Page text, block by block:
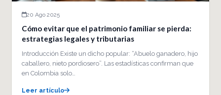
20 Ago 2025
Cómo evitar que el patrimonio familiar se pierda:
estrategias legales y tributarias
Introducción Existe un dicho popular: “Abuelo ganadero, hijo
caballero, nieto pordiosero”. Las estadísticas confirman que
en Colombia solo…
Leer artículo